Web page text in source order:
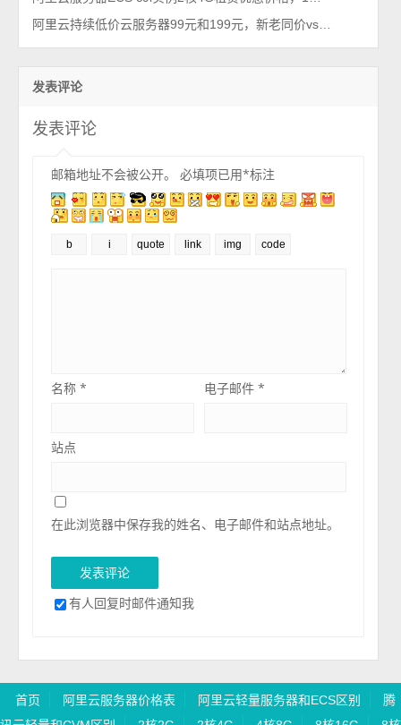
发表评论
发表评论
邮箱地址不会被公开。 必填项已用*标注
名称* 电子邮件*
站点
在此浏览器中保存我的姓名、电子邮件和站点地址。
有人回复时邮件通知我
首页 阿里云服务器价格表 阿里云轻量服务器和ECS区别
腾